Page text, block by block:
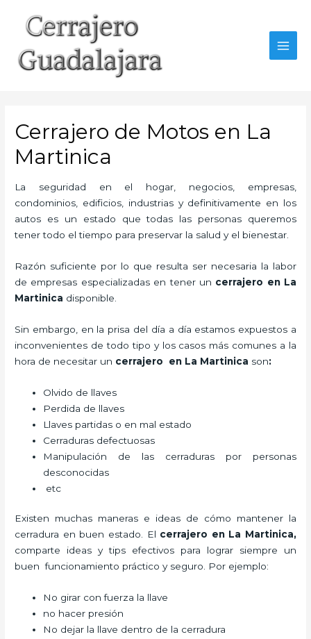
contenido
Cerrajero de Motos en La
Martinica
La seguridad en el hogar, negocios, empresas,
condominios, edificios, industrias y definitivamente en los
autos es un estado que todas las personas queremos
tener todo el tiempo para preservar la salud y el bienestar.
Razón suficiente por lo que resulta ser necesaria la labor
de empresas especializadas en tener un cerrajero en La
Martinica disponible.
Sin embargo, en la prisa del día a día estamos expuestos a
inconvenientes de todo tipo y los casos más comunes a la
hora de necesitar un cerrajero en La Martinica son:
Olvido de llaves
Perdida de llaves
Llaves partidas o en mal estado
Cerraduras defectuosas
Manipulación de las cerraduras por personas
desconocidas
etc
Existen muchas maneras e ideas de cómo mantener la
cerradura en buen estado. El cerrajero en La Martinica,
comparte ideas y tips efectivos para lograr siempre un
buen funcionamiento práctico y seguro. Por ejemplo:
No girar con fuerza la llave
no hacer presión
No dejar la llave dentro de la cerradura